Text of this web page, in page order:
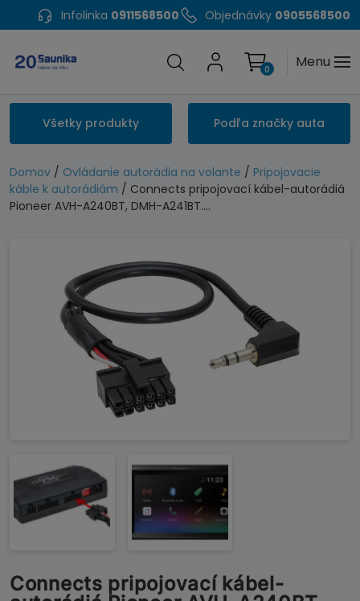
Infolinka 0911568500 Objednávky 0905568500
Menu
0
Všetky produkty Podľa značky auta
Domov / Ovládanie autorádia na volante / Pripojovacie
káble k autorádiám / Connects pripojovací kábel-autorádiá
Pioneer AVH-A240BT, DMH-A241BT….
Connects pripojovací kábel-